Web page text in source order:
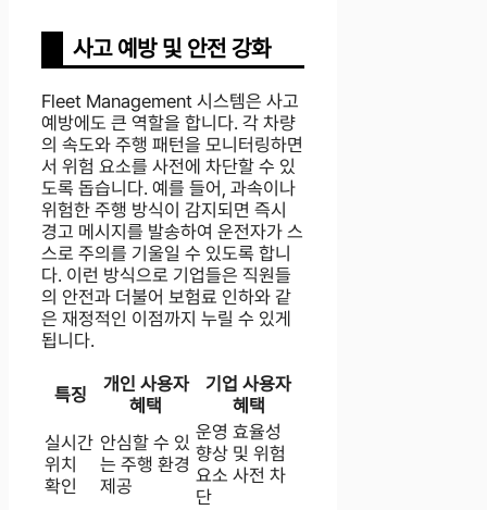
사고 예방 및 안전 강화
Fleet Management 시스템은 사고
예방에도 큰 역할을 합니다. 각 차량
의 속도와 주행 패턴을 모니터링하면
서 위험 요소를 사전에 차단할 수 있
도록 돕습니다. 예를 들어, 과속이나
위험한 주행 방식이 감지되면 즉시
경고 메시지를 발송하여 운전자가 스
스로 주의를 기울일 수 있도록 합니
다. 이런 방식으로 기업들은 직원들
의 안전과 더불어 보험료 인하와 같
은 재정적인 이점까지 누릴 수 있게
됩니다.
특징
개인 사용자
혜택
기업 사용자
혜택
실시간
위치
확인
안심할 수 있
는 주행 환경
제공
운영 효율성
향상 및 위험
요소 사전 차
단